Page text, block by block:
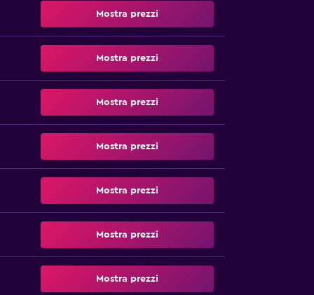
Mostra prezzi
Mostra prezzi
Mostra prezzi
Mostra prezzi
Mostra prezzi
Mostra prezzi
Mostra prezzi